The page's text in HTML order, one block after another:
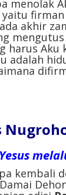
menolak
akhir
mengutus
harus Aku
adalah
Nugroho
kembali